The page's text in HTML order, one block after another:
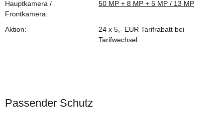
Hauptkamera /
Frontkamera:
50 MP + 8 MP + 5 MP / 13 MP
Aktion:
24 x 5,- EUR Tarifrabatt bei
Tarifwechsel
Passender Schutz